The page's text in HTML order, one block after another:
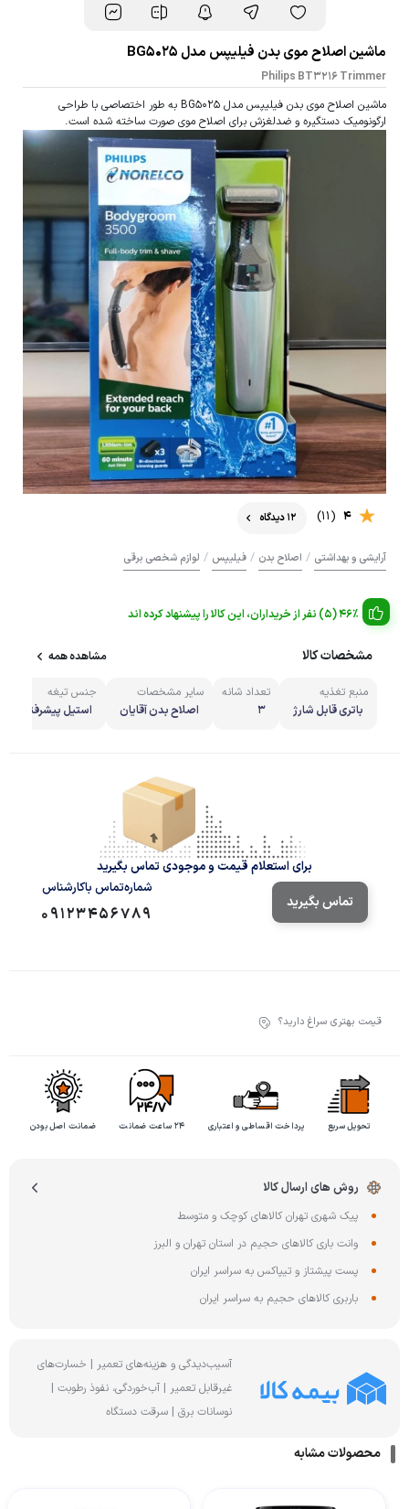
ماشین اصلاح موی بدن فیلیپس مدل BG5025
Philips BT3216 Trimmer
ماشین اصلاح موی بدن فیلیپس مدل BG5025 به طور اختصاصی با طراحی
ارگونومیک دستگیره و ضدلغزش برای اصلاح موی صورت ساخته شده است.
4
(11) 12 دیدگاه
آرایشی و بهداشتی / اصلاح بدن / فیلیپس / لوازم شخصی برقی
46% (5) نفر از خریداران، این کالا را پیشنهاد کرده اند
مشخصات کالا مشاهده همه
منبع تغذیه
باتری قابل شارژ
تعداد شانه
3
سایر مشخصات
اصلاح بدن آقایان
جنس تیغه
استیل پیشرفته
برای استعلام قیمت و موجودی تماس بگیرید
تماس بگیرید
شماره‌تماس‌ با‌کارشناس
09123456789
قیمت بهتری سراغ دارید؟
تحویل سریع پرداخت اقساطی و اعتباری ۲۴ ساعت ضمانت ضمانت اصل بودن
روش های ارسال کالا
پیک شهری تهران کالاهای کوچک و متوسط
وانت باری کالاهای حجیم در استان تهران و البرز
پست پیشتاز و تیپاکس به سراسر ایران
باربری کالاهای حجیم به سراسر ایران
آسیب‌دیدگی و هزینه‌های تعمیر | خسارت‌های
غیرقابل تعمیر | آب‌خوردگی، نفوذ رطوبت |
نوسانات برق | سرقت دستگاه
محصولات مشابه